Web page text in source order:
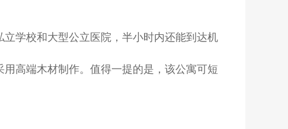
学校和大型公立医院，半小时内还能到达机
高端木材制作。值得一提的是，该公寓可短